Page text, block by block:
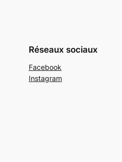
Réseaux sociaux
Facebook
Instagram